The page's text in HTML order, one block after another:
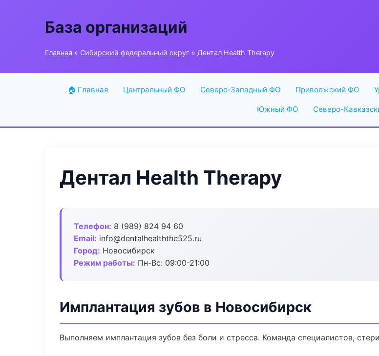
База организаций
Главная » Сибирский федеральный округ » Дентал Health Therapy
🏠 Главная Центральный ФО Северо-Западный ФО Приволжский ФО
Южный ФО Северо-
Дентал Health Therapy
Телефон: 8 (989) 824 94 60
Email: info@dentalhealththe525.ru
Город: Новосибирск
Режим работы: Пн-Вс: 09:00-21:00
Имплантация зубов в Новосибирск
Выполняем имплантация зубов без боли и стресса. Команда специалистов,